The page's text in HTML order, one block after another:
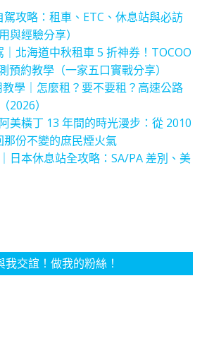
駕攻略：租車、ETC、休息站與必訪
與經驗分享）
北海道中秋租車 5 折神券！TOCOO
預約教學（一家五口實戰分享）
教學｜怎麼租？要不要租？高速公路
2026）
美橫丁 13 年間的時光漫步：從 2010
那份不變的庶民煙火氣
日本休息站全攻略：SA/PA 差別、美
我交誼！做我的粉絲！